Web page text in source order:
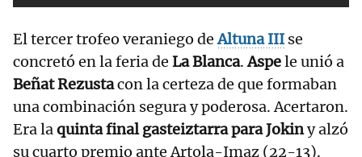
El tercer trofeo veraniego deAltuna III se
concretó en la feria de La Blanca.Aspele unió a
Beñat Rezustacon la certeza de que formaban
una combinación segura y poderosa. Acertaron.
Era laquinta final gasteiztarra para Jokiny alzó
su cuarto premio ante Artola-Imaz (22-13).